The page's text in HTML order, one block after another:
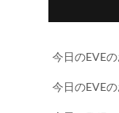
今日のEVE
今日のEVE